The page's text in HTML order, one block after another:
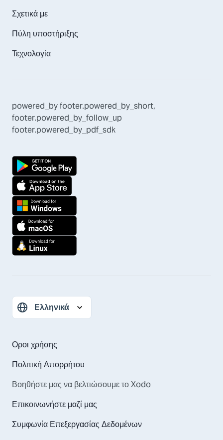
Σχετικά με
Πύλη υποστήριξης
Τεχνολογία
powered_byfooter.powered_by_short,
footer.powered_by_follow_up
footer.powered_by_pdf_sdk
Οροι χρήσης
Πολιτική Απορρήτου
Βοηθήστε μας να βελτιώσουμε το Xodo
Επικοινωνήστε μαζί μας
Συμφωνία Επεξεργασίας Δεδομένων